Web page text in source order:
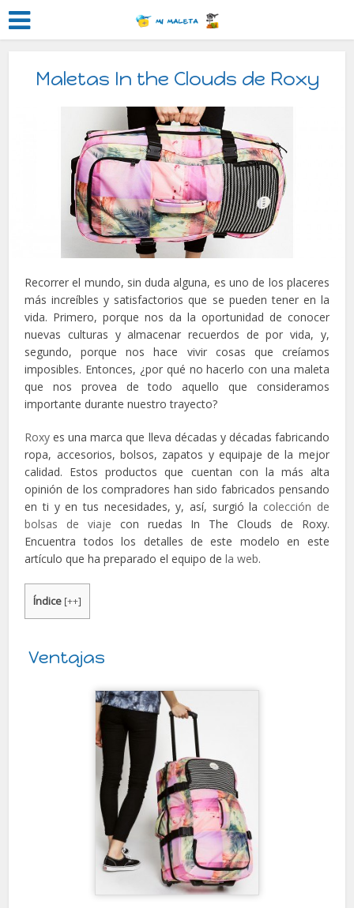
Maletas In the Clouds de Roxy
Recorrer el mundo, sin duda alguna, es uno de los placeres
más increíbles y satisfactorios que se pueden tener en la
vida. Primero, porque nos da la oportunidad de conocer
nuevas culturas y almacenar recuerdos de por vida, y,
segundo, porque nos hace vivir cosas que creíamos
imposibles. Entonces, ¿por qué no hacerlo con una maleta
que nos provea de todo aquello que consideramos
importante durante nuestro trayecto?
Roxy es una marca que lleva décadas y décadas fabricando
ropa, accesorios, bolsos, zapatos y equipaje de la mejor
calidad. Estos productos que cuentan con la más alta
opinión de los compradores han sido fabricados pensando
en ti y en tus necesidades, y, así, surgió la colección de
bolsas de viaje con ruedas In The Clouds de Roxy.
Encuentra todos los detalles de este modelo en este
artículo que ha preparado el equipo dela web.
Índice [++]
Ventajas